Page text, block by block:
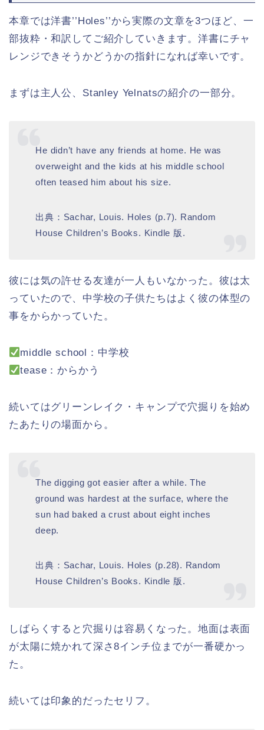
本章では洋書’’Holes’’から実際の文章を3つほど、一
部抜粋・和訳してご紹介していきます。洋書にチャ
レンジできそうかどうかの指針になれば幸いです。
まずは主人公、Stanley Yelnatsの紹介の一部分。
He didn’t have any friends at home. He was
overweight and the kids at his middle school
often teased him about his size.
出典：Sachar, Louis. Holes (p.7). Random
House Children’s Books. Kindle 版.
彼には気の許せる友達が一人もいなかった。彼は太
っていたので、中学校の子供たちはよく彼の体型の
事をからかっていた。
middle school：中学校
tease：からかう
続いてはグリーンレイク・キャンプで穴掘りを始め
たあたりの場面から。
The digging got easier after a while. The
ground was hardest at the surface, where the
sun had baked a crust about eight inches
deep.
出典：Sachar, Louis. Holes (p.28). Random
House Children’s Books. Kindle 版.
しばらくすると穴掘りは容易くなった。地面は表面
が太陽に焼かれて深さ8インチ位までが一番硬かっ
た。
続いては印象的だったセリフ。